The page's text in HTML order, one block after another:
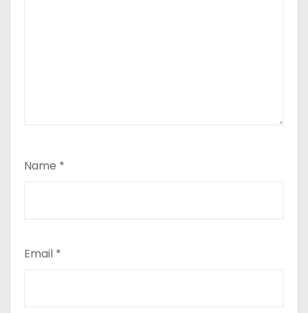
Name *
Email *